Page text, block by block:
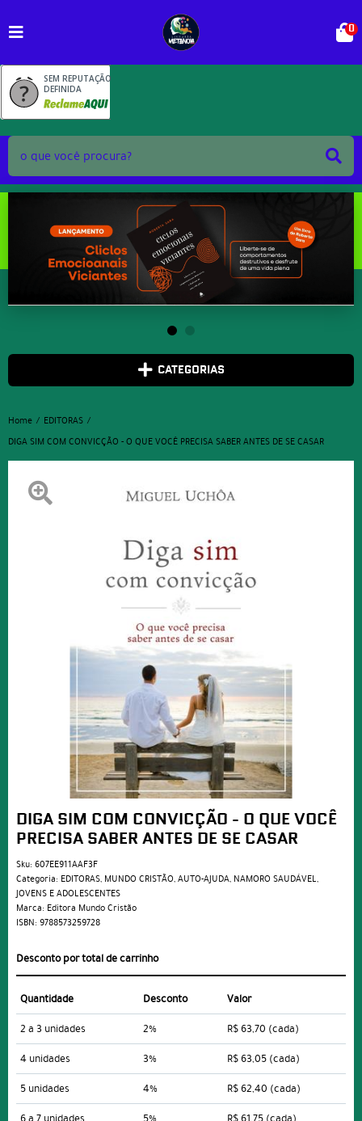
SEM REPUTAÇÃO
DEFINIDA
0
CATEGORIAS
Home
EDITORAS
DIGA SIM COM CONVICÇÃO - O QUE VOCÊ PRECISA SABER ANTES DE SE CASAR
DIGA SIM COM CONVICÇÃO - O QUE VOCÊ
PRECISA SABER ANTES DE SE CASAR
Sku: 607EE911AAF3F
Categoria: EDITORAS, MUNDO CRISTÃO,AUTO-AJUDA, NAMORO SAUDÁVEL,
JOVENS E ADOLESCENTES
Marca: Editora Mundo Cristão
ISBN: 9788573259728
Desconto por total de carrinho
Quantidade Desconto
Valor
2 a 3 unidades
2% R$ 63,70 (cada)
4 unidades
3% R$ 63,05 (cada)
5 unidades
4% R$ 62,40 (cada)